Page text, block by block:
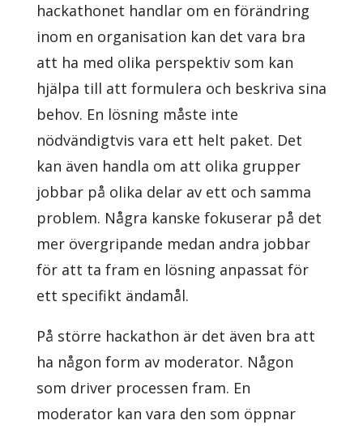
hackathonet handlar om en förändring
inom en organisation kan det vara bra
att ha med olika perspektiv som kan
hjälpa till att formulera och beskriva sina
behov. En lösning måste inte
nödvändigtvis vara ett helt paket. Det
kan även handla om att olika grupper
jobbar på olika delar av ett och samma
problem. Några kanske fokuserar på det
mer övergripande medan andra jobbar
för att ta fram en lösning anpassat för
ett specifikt ändamål.
På större hackathon är det även bra att
ha någon form av moderator. Någon
som driver processen fram. En
moderator kan vara den som öppnar